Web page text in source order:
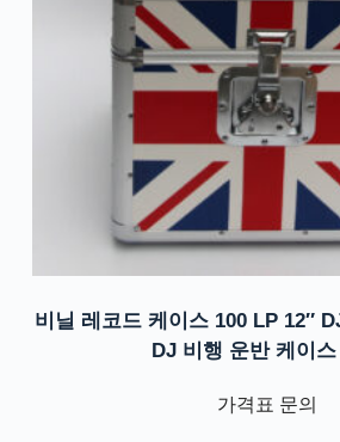
비닐 레코드 케이스 100 LP 12″
DJ 비행 운반 케이
가격표 문의